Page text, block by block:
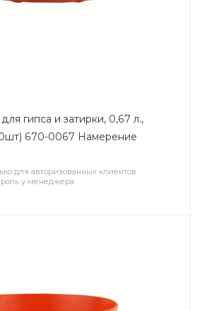
гипса и затирки, 0,67 л.,
670-0067 Намерение
для авторизованных клиентов.
у менеджера.